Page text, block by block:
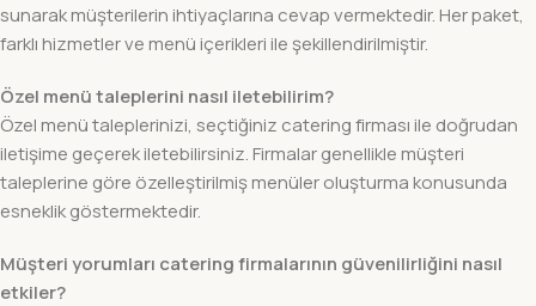
sunarak müşterilerin ihtiyaçlarına cevap vermektedir. Her paket,
farklı hizmetler ve menü içerikleri ile şekillendirilmiştir.
Özel menü taleplerini nasıl iletebilirim?
Özel menü taleplerinizi, seçtiğiniz catering firması ile doğrudan
iletişime geçerek iletebilirsiniz. Firmalar genellikle müşteri
taleplerine göre özelleştirilmiş menüler oluşturma konusunda
esneklik göstermektedir.
Müşteri yorumları catering firmalarının güvenilirliğini nasıl
etkiler?